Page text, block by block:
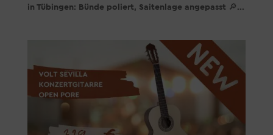
in Tübingen: Bünde poliert, Saitenlage angepasst 🔎...